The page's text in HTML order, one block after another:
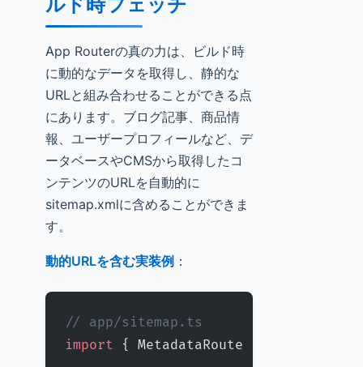
App Routerの真の力は、ビルド時
に動的なデータを取得し、静的な
URLと組み合わせることができる点
にあります。ブログ記事、商品情
報、ユーザープロフィールなど、デ
ータベースやCMSから取得したコ
ンテンツのURLを自動的に
sitemap.xmlに含めることができま
す。
動的URLを含む実装例 ：
// app/sitemap.ts
import { MetadataRoute }